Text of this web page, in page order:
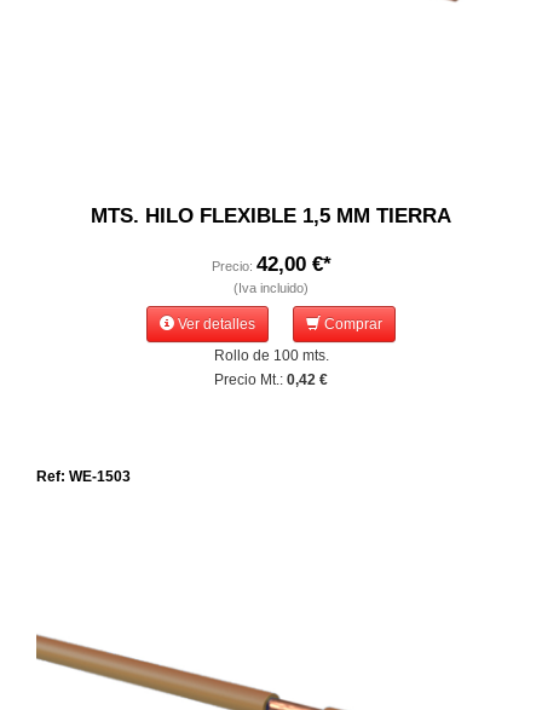
MTS. HILO FLEXIBLE 1,5 MM TIERRA
Precio: 42,00 €*
(Iva incluido)
Ver detalles
Comprar
Rollo de 100 mts.
Precio Mt.: 0,42 €
Ref: WE-1503